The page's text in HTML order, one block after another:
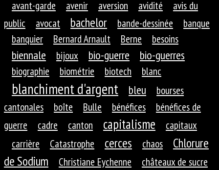
avant-garde avenir aversion avidité
avis du
public
avocat bachelor bande-dessinée
banque
banquier
Bernard Arnault Berne besoins
biennale bijoux bio-guerre bio-guerres
biographie biométrie biotech blanc
blanchiment d'argent bleu
bourses
cantonales
boîte Bulle bénéfices
bénéfices de
guerre
cadre canton capitalisme
capitaux
carrière
Catastrophe cerces chaos
Chlorure
de Sodium
Christiane Eychenne
châteaux de sucre